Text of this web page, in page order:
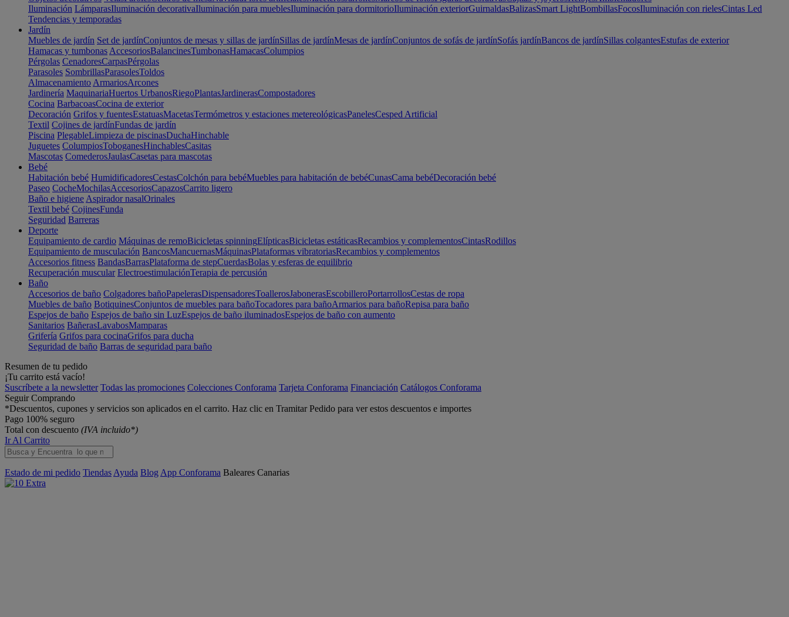
Iluminación LámparasIluminación decorativaIluminación para mueblesIluminación para dormitorioIluminación exteriorGuirnaldasBalizasSmart LightBombillasFocosIluminación con rielesCintas Led
Tendencias y temporadas
Jardín
Muebles de jardín Set de jardínConjuntos de mesas y sillas de jardínSillas de jardínMesas de jardínConjuntos de sofás de jardínSofás jardínBancos de jardínSillas colgantesEstufas de exterior
Hamacas y tumbonas AccesoriosBalancinesTumbonasHamacasColumpios
Pérgolas CenadoresCarpasPérgolas
Parasoles SombrillasParasolesToldos
Almacenamiento ArmariosArcones
Jardinería MaquinariaHuertos UrbanosRiegoPlantasJardinerasCompostadores
Cocina BarbacoasCocina de exterior
Decoración Grifos y fuentesEstatuasMacetasTermómetros y estaciones metereológicasPanelesCesped Artificial
Textil Cojines de jardínFundas de jardín
Piscina PlegableLimpieza de piscinasDuchaHinchable
Juguetes ColumpiosToboganesHinchablesCasitas
Mascotas ComederosJaulasCasetas para mascotas
Bebé
Habitación bebé HumidificadoresCestasColchón para bebéMuebles para habitación de bebéCunasCama bebéDecoración bebé
Paseo CocheMochilasAccesoriosCapazosCarrito ligero
Baño e higiene Aspirador nasalOrinales
Textil bebé CojinesFunda
Seguridad Barreras
Deporte
Equipamiento de cardio Máquinas de remoBicicletas spinningElípticasBicicletas estáticasRecambios y complementosCintasRodillos
Equipamiento de musculación BancosMancuernasMáquinasPlataformas vibratoriasRecambios y complementos
Accesorios fitness BandasBarrasPlataforma de stepCuerdasBolas y esferas de equilibrio
Recuperación muscular ElectroestimulaciónTerapia de percusión
Baño
Accesorios de baño Colgadores bañoPapelerasDispensadoresToallerosJabonerasEscobilleroPortarrollosCestas de ropa
Muebles de baño BotiquinesConjuntos de muebles para bañoTocadores para bañoArmarios para bañoRepisa para baño
Espejos de baño Espejos de baño sin LuzEspejos de baño iluminadosEspejos de baño con aumento
Sanitarios BañerasLavabosMamparas
Grifería Grifos para cocinaGrifos para ducha
Seguridad de baño Barras de seguridad para baño
Resumen de tu pedido
¡Tu carrito está vacío!
Suscríbete a la newsletter Todas las promociones Colecciones Conforama Tarjeta Conforama Financiación Catálogos Conforama
Seguir Comprando
*Descuentos, cupones y servicios son aplicados en el carrito. Haz clic en Tramitar Pedido para ver estos descuentos e importes
Pago 100% seguro
Total con descuento (IVA incluido*)
Ir Al Carrito
Estado de mi pedido Tiendas Ayuda Blog App Conforama Baleares Canarias